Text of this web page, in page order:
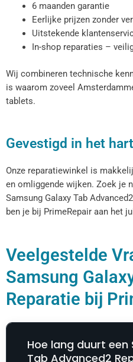
6 maanden garantie
Eerlijke prijzen zonder
Uitstekende
In-shop reparaties –
Wij combineren technische
is waarom zoveel
tablets.
Gevestigd in het
Onze reparatiewinkel is
en omliggende wijken. Zoek je
Samsung Galaxy Tab
ben je bij PrimeRepair aan het
Veelgestelde
Samsung
Reparatie​​​​ bij
Hoe lang duurt een
Tab Advanced2